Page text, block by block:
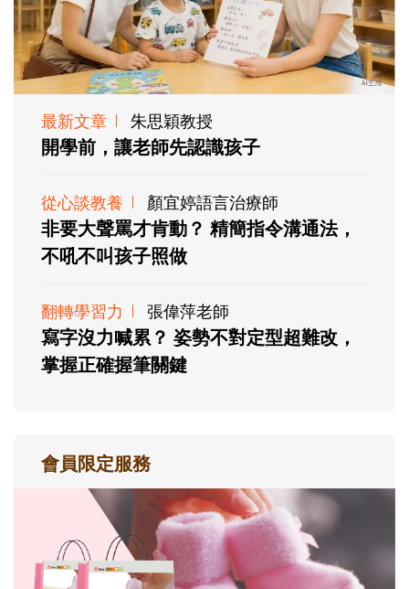
最新文章 朱思穎教授
開學前，讓老師先認識孩子
從心談教養 顏宜婷語言治療師
非要大聲罵才肯動？ 精簡指令溝通法，
不吼不叫孩子照做
翻轉學習力 張偉萍老師
寫字沒力喊累？ 姿勢不對定型超難改，
掌握正確握筆關鍵
會員限定服務